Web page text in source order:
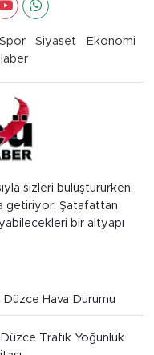
Spor Siyaset
Ekonomi
sizleri buluştururken,
getiriyor. Şatafattan
bir altyapı
Düzce Hava Durumu
Düzce Trafik Yoğunluk